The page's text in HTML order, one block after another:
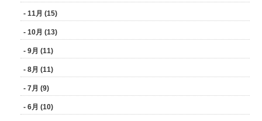
- 11月 (15)
- 10月 (13)
- 9月 (11)
- 8月 (11)
- 7月 (9)
- 6月 (10)